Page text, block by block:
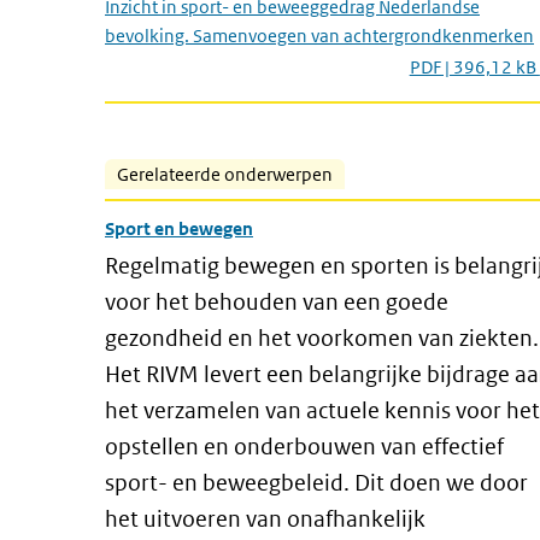
Inzicht in sport- en beweeggedrag Nederlandse
bevolking. Samenvoegen van achtergrondkenmerken
PDF | 396,12 kB
Gerelateerde onderwerpen
Sport en bewegen
Regelmatig bewegen en sporten is
voor het behouden van een goede
gezondheid en het voorkomen van ziekten.
Het RIVM levert een belangrijke bijdrage
het verzamelen van actuele kennis voor het
opstellen en onderbouwen van effectief
sport- en beweegbeleid. Dit doen we door
het uitvoeren van onafhankelijk